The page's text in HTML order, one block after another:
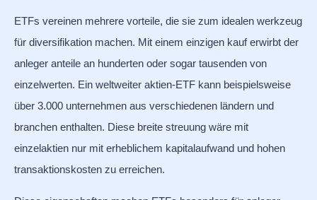
ETFs vereinen mehrere vorteile, die sie zum idealen werkzeug
für diversifikation machen. Mit einem einzigen kauf erwirbt der
anleger anteile an hunderten oder sogar tausenden von
einzelwerten. Ein weltweiter aktien-ETF kann beispielsweise
über 3.000 unternehmen aus verschiedenen ländern und
branchen enthalten. Diese breite streuung wäre mit
einzelaktien nur mit erheblichem kapitalaufwand und hohen
transaktionskosten zu erreichen.